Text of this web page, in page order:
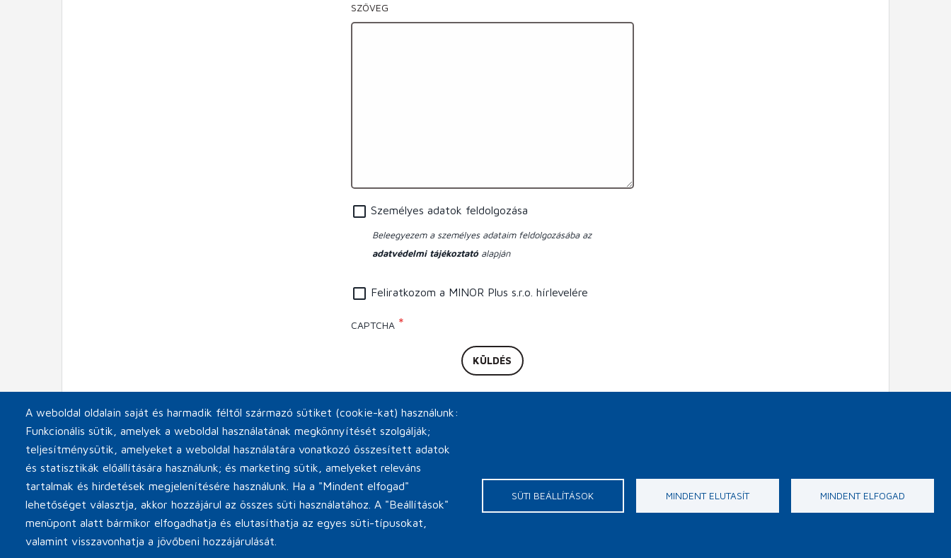
SZÖVEG
Személyes adatok feldolgozása
Beleegyezem a személyes adataim feldolgozásába az
adatvédelmi tájékoztatóalapján
Feliratkozom a MINOR Plus s.r.o. hírlevelére
CAPTCHA
A weboldal oldalain saját és harmadik féltől származó sütiket (cookie-kat) használunk:
Funkcionális sütik, amelyek a weboldal használatának megkönnyítését szolgálják;
teljesítménysütik, amelyeket a weboldal használatára vonatkozó összesített adatok
és statisztikák előállítására használunk; és marketing sütik, amelyeket releváns
tartalmak és hirdetések megjelenítésére használunk. Ha a "Mindent elfogad"
lehetőséget választja, akkor hozzájárul az összes süti használatához. A "Beállítások"
menüpont alatt bármikor elfogadhatja és elutasíthatja az egyes süti-típusokat,
valamint visszavonhatja a jövőbeni hozzájárulását.
SÜTI BEÁLLÍTÁSOK MINDENT ELUTASÍT MINDENT ELFOGAD
PätaCookie beállítások Kapcsolat